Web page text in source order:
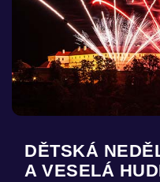
DĚTSKÁ
A VESELÁ